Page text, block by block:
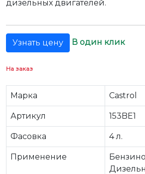
дизельных двигателей.
Узнать цену В один клик
На заказ
Марка Castrol
Артикул 153BE1
Фасовка 4 л.
Применение